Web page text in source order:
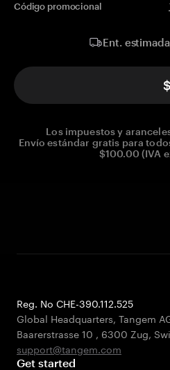
Código promocional
Ent. estimada
Los impuestos y
Envío estándar gratis para
$100.00 (IVA
Reg. No CHE-390.112.525
Global Headquarters, Tangem
Baarerstrasse 10 , 6300 Zug,
support@tangem.com
Get started